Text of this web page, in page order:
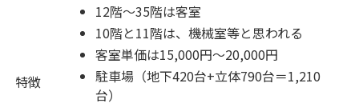
特徴
12階～35階は客室
10階と11階は、機械室等と思われる
客室単価は15,000円～20,000円
駐車場（地下420台+立体790台＝1,210
台）